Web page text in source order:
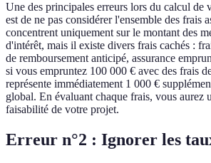
Une des principales erreurs lors du calcul de
est de ne pas considérer l'ensemble des frais
concentrent uniquement sur le montant des
d'intérêt, mais il existe divers frais cachés :
de remboursement anticipé, assurance
si vous empruntez 100 000 € avec des frais
représente immédiatement 1 000 €
global. En évaluant chaque frais, vous aurez
faisabilité de votre projet.
Erreur n°2 : Ignorer les